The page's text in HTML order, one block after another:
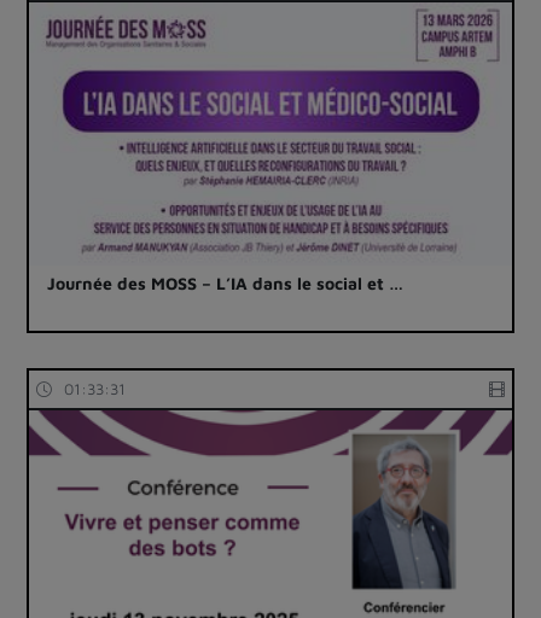
Journée des MOSS – L’IA dans le social et …
01:33:31